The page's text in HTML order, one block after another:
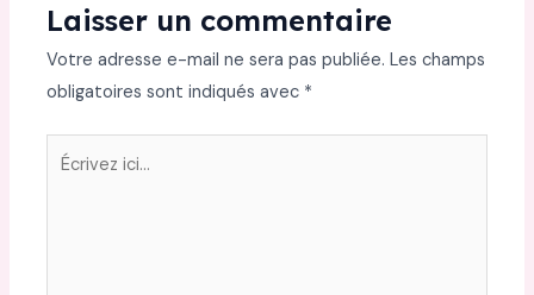
Laisser un commentaire
Votre adresse e-mail ne sera pas publiée. Les champs
obligatoires sont indiqués avec *
Écrivez